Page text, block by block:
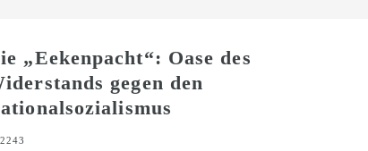
„Eekenpacht“: Oase des
gegen den